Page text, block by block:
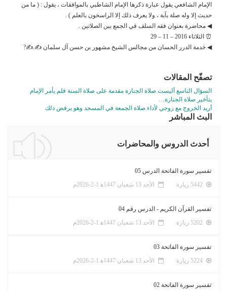
الإمام الشافعي يقول عبارة ذكرها الإمام الشاطبي بالموافقات ، يقول : ( ما من
حديث إلا وله صلة بآية ، ولا يعرف ذلك إلا الراسخون بالعلم ) .
◀ محاضرة بعنوان فقه السلف في الجمع بين الصلاتين .
⏰ الثلاثاء 2016 – 11 – 29
◀ خدمة الدرر الحسان من مجالس الشيخ مشهور بن حسن آل سلمان ✍.✍?
تصفّح المقالات
السؤال التاسع أليست صلاة الجنازة مقدمة على صلاة السنة فلم يأمر الإمام
بتأخير صلاة الجنازة…
أريد الخروج مع زوجي لأداء صلاة الجمعة في المسجد وهو يرفض ذلك
البث المباشر
أحدث الدروس والمحاضرات
تفسير سورة الفاتحة الدرس 05
الأحد 13 شعبان 1447ﻫ 1-2-2026م
تفسير القرآن الكريم - الدرس رقم 04
الأحد 13 شعبان 1447ﻫ 1-2-2026م
تفسير سورة الفاتحة 03
الأحد 13 شعبان 1447ﻫ 1-2-2026م
تفسير سورة الفاتحة 02